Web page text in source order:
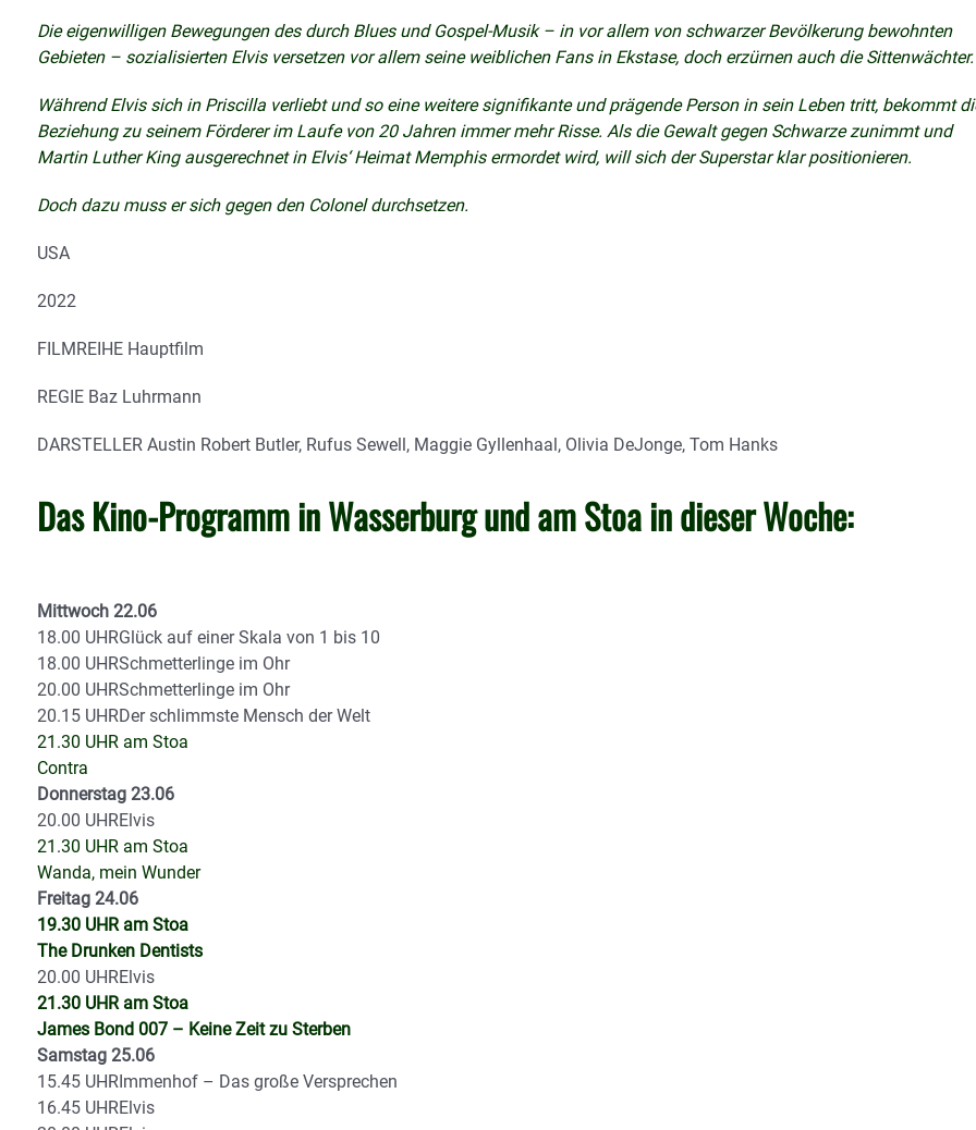
Die eigenwilligen Bewegungen des durch Blues und Gospel-Musik – in vor allem von schwarzer Bevölkerung bewohnten
Gebieten – sozialisierten Elvis versetzen vor allem seine weiblichen Fans in Ekstase, doch erzürnen auch die Sittenwächter.
Während Elvis sich in Priscilla verliebt und so eine weitere signifikante und prägende Person in sein Leben tritt, bekommt
Beziehung zu seinem Förderer im Laufe von 20 Jahren immer mehr Risse. Als die Gewalt gegen Schwarze zunimmt und
Martin Luther King ausgerechnet in Elvis‘ Heimat Memphis ermordet wird, will sich der Superstar klar positionieren.
Doch dazu muss er sich gegen den Colonel durchsetzen.
USA
2022
FILMREIHE Hauptfilm
REGIE Baz Luhrmann
DARSTELLER Austin Robert Butler, Rufus Sewell, Maggie Gyllenhaal, Olivia DeJonge, Tom Hanks
Das Kino-Programm in Wasserburg und am Stoa in dieser Woche:
Mittwoch 22.06
18.00 UHRGlück auf einer Skala von 1 bis 10
18.00 UHRSchmetterlinge im Ohr
20.00 UHRSchmetterlinge im Ohr
20.15 UHRDer schlimmste Mensch der Welt
21.30 UHR am Stoa
Contra
Donnerstag 23.06
20.00 UHRElvis
21.30 UHR am Stoa
Wanda, mein Wunder
Freitag 24.06
19.30 UHR am Stoa
The Drunken Dentists
20.00 UHRElvis
21.30 UHR am Stoa
James Bond 007 – Keine Zeit zu Sterben
Samstag 25.06
15.45 UHRImmenhof – Das große Versprechen
16.45 UHRElvis